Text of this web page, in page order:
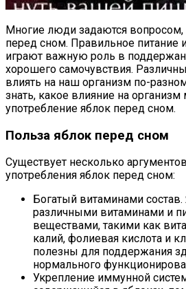
Многие люди задаются
перед сном. Правильное питание
играют важную роль в
хорошего самочувствия.
влиять на наш организм по-
знать, какое влияние на организм
употребление яблок перед сном.
Польза яблок перед сном
Существует несколько
употребления яблок перед сном:
Богатый витаминами
различными витаминами и
веществами, такими как
калий, фолиевая кислота и
полезны для поддержания
нормального
Укрепление иммунной